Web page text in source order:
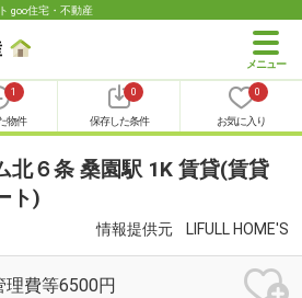
goo住宅・不動産
1
物件
0
保存した条件
0
お気に入り
北６条 桑園駅 1K 賃貸(賃貸
ト)
情報提供元 LIFULL HOME'S
理費等6500円